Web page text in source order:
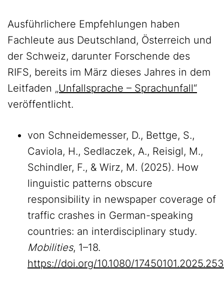
Ausführlichere Empfehlungen haben
Fachleute aus Deutschland, Österreich und
der Schweiz, darunter Forschende des
RIFS, bereits im März dieses Jahres in dem
Leitfaden „Unfallsprache – Sprachunfall“
veröffentlicht.
von Schneidemesser, D., Bettge, S.,
Caviola, H., Sedlaczek, A., Reisigl, M.,
Schindler, F., & Wirz, M. (2025). How
linguistic patterns obscure
responsibility in newspaper coverage of
traffic crashes in German-speaking
countries: an interdisciplinary study.
Mobilities, 1–18.
https://doi.org/10.1080/